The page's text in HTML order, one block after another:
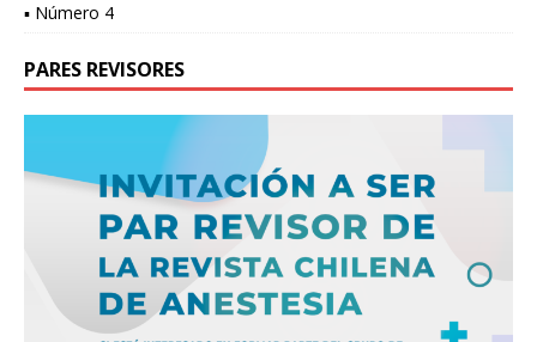
▪ Número 4
PARES REVISORES